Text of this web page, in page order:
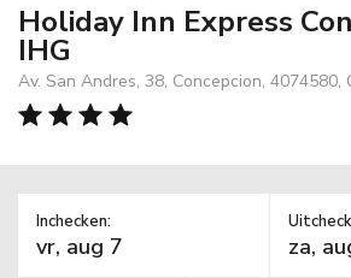
Holiday Inn Express
IHG
Av. San Andres, 38, Concepcion, 4074580,
Inchecken: